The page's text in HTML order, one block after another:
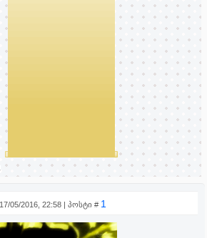
17/05/2016, 22:58 | პოსტი # 1